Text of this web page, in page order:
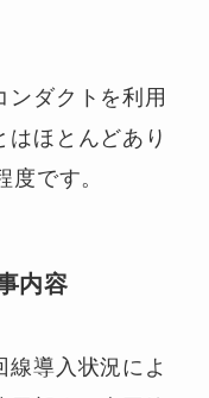
ンダクトを利用
ほとんどあり
度です。
内容
導入状況によ